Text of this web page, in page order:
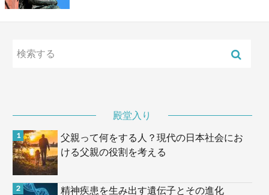
殿堂入り
父親って何をする人？現代の日本社会にお
ける父親の役割を考える
精神疾患を生み出す遺伝子とその進化